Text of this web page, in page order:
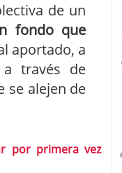
de un
fondo que
aportado, a
través de
se alejen de
por primera vez